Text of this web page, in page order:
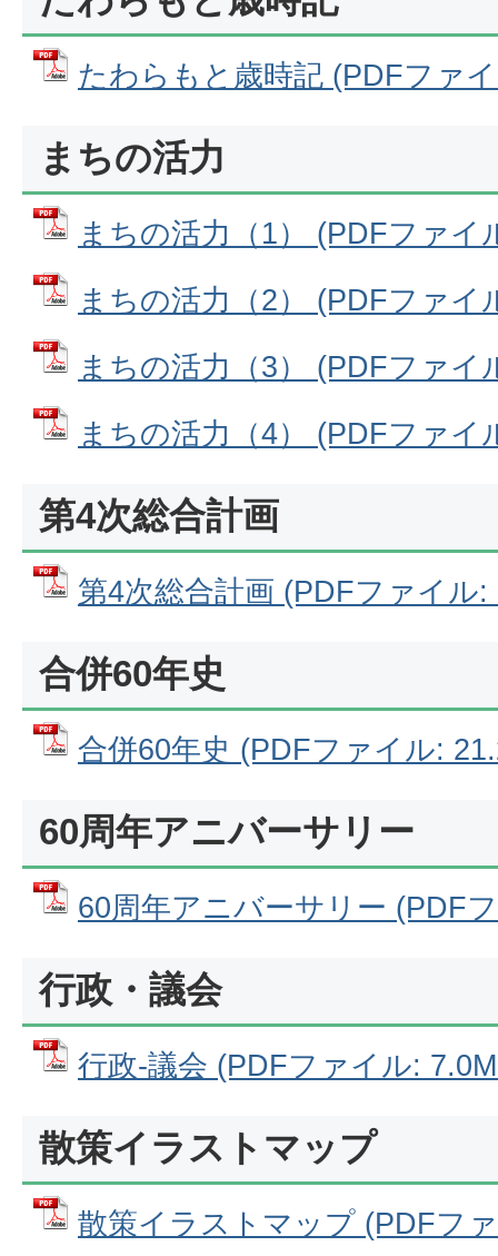
たわらもと歳時記 (PDFファ
まちの活力
まちの活力（1） (PDFファイ
まちの活力（2） (PDFファイ
まちの活力（3） (PDFファイ
まちの活力（4） (PDFファイ
第4次総合計画
第4次総合計画 (PDFファイル:
合併60年史
合併60年史 (PDFファイル:
60周年アニバーサリー
60周年アニバーサリー (PDF
行政・議会
行政-議会 (PDFファイル:
散策イラストマップ
散策イラストマップ (PDFフ